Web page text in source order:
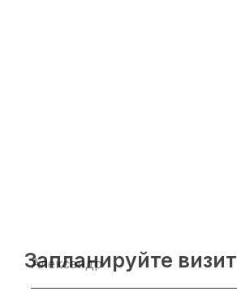
Запланируйте визит